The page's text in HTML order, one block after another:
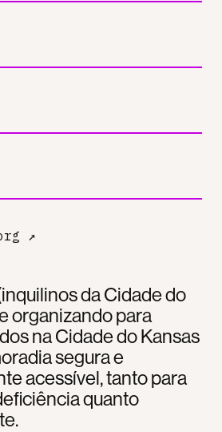
da Cidade do
organizando para
na Cidade do Kansas
segura e
acessível, tanto para
quanto
↗